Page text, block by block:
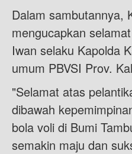
Dalam sambutannya,
mengucapkan
Iwan selaku Kapolda
umum PBVSI Prov.
"Selamat atas
dibawah
bola voli di Bumi
semakin maju dan